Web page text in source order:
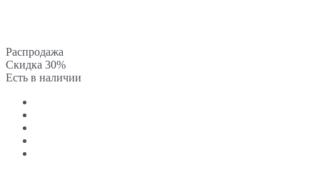
Распродажа
Скидка 30%
Есть в наличии